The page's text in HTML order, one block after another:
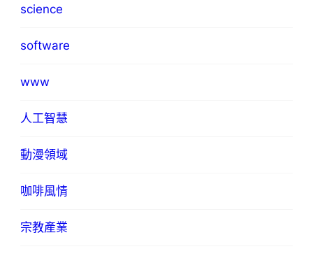
science
software
www
人工智慧
動漫領域
咖啡風情
宗教產業